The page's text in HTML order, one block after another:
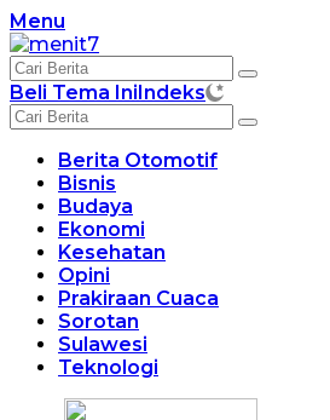
Langsung
ke
konten
Menu
Beli Tema IniIndeks
Berita Otomotif
Bisnis
Budaya
Ekonomi
Kesehatan
Opini
Prakiraan Cuaca
Sorotan
Sulawesi
Teknologi